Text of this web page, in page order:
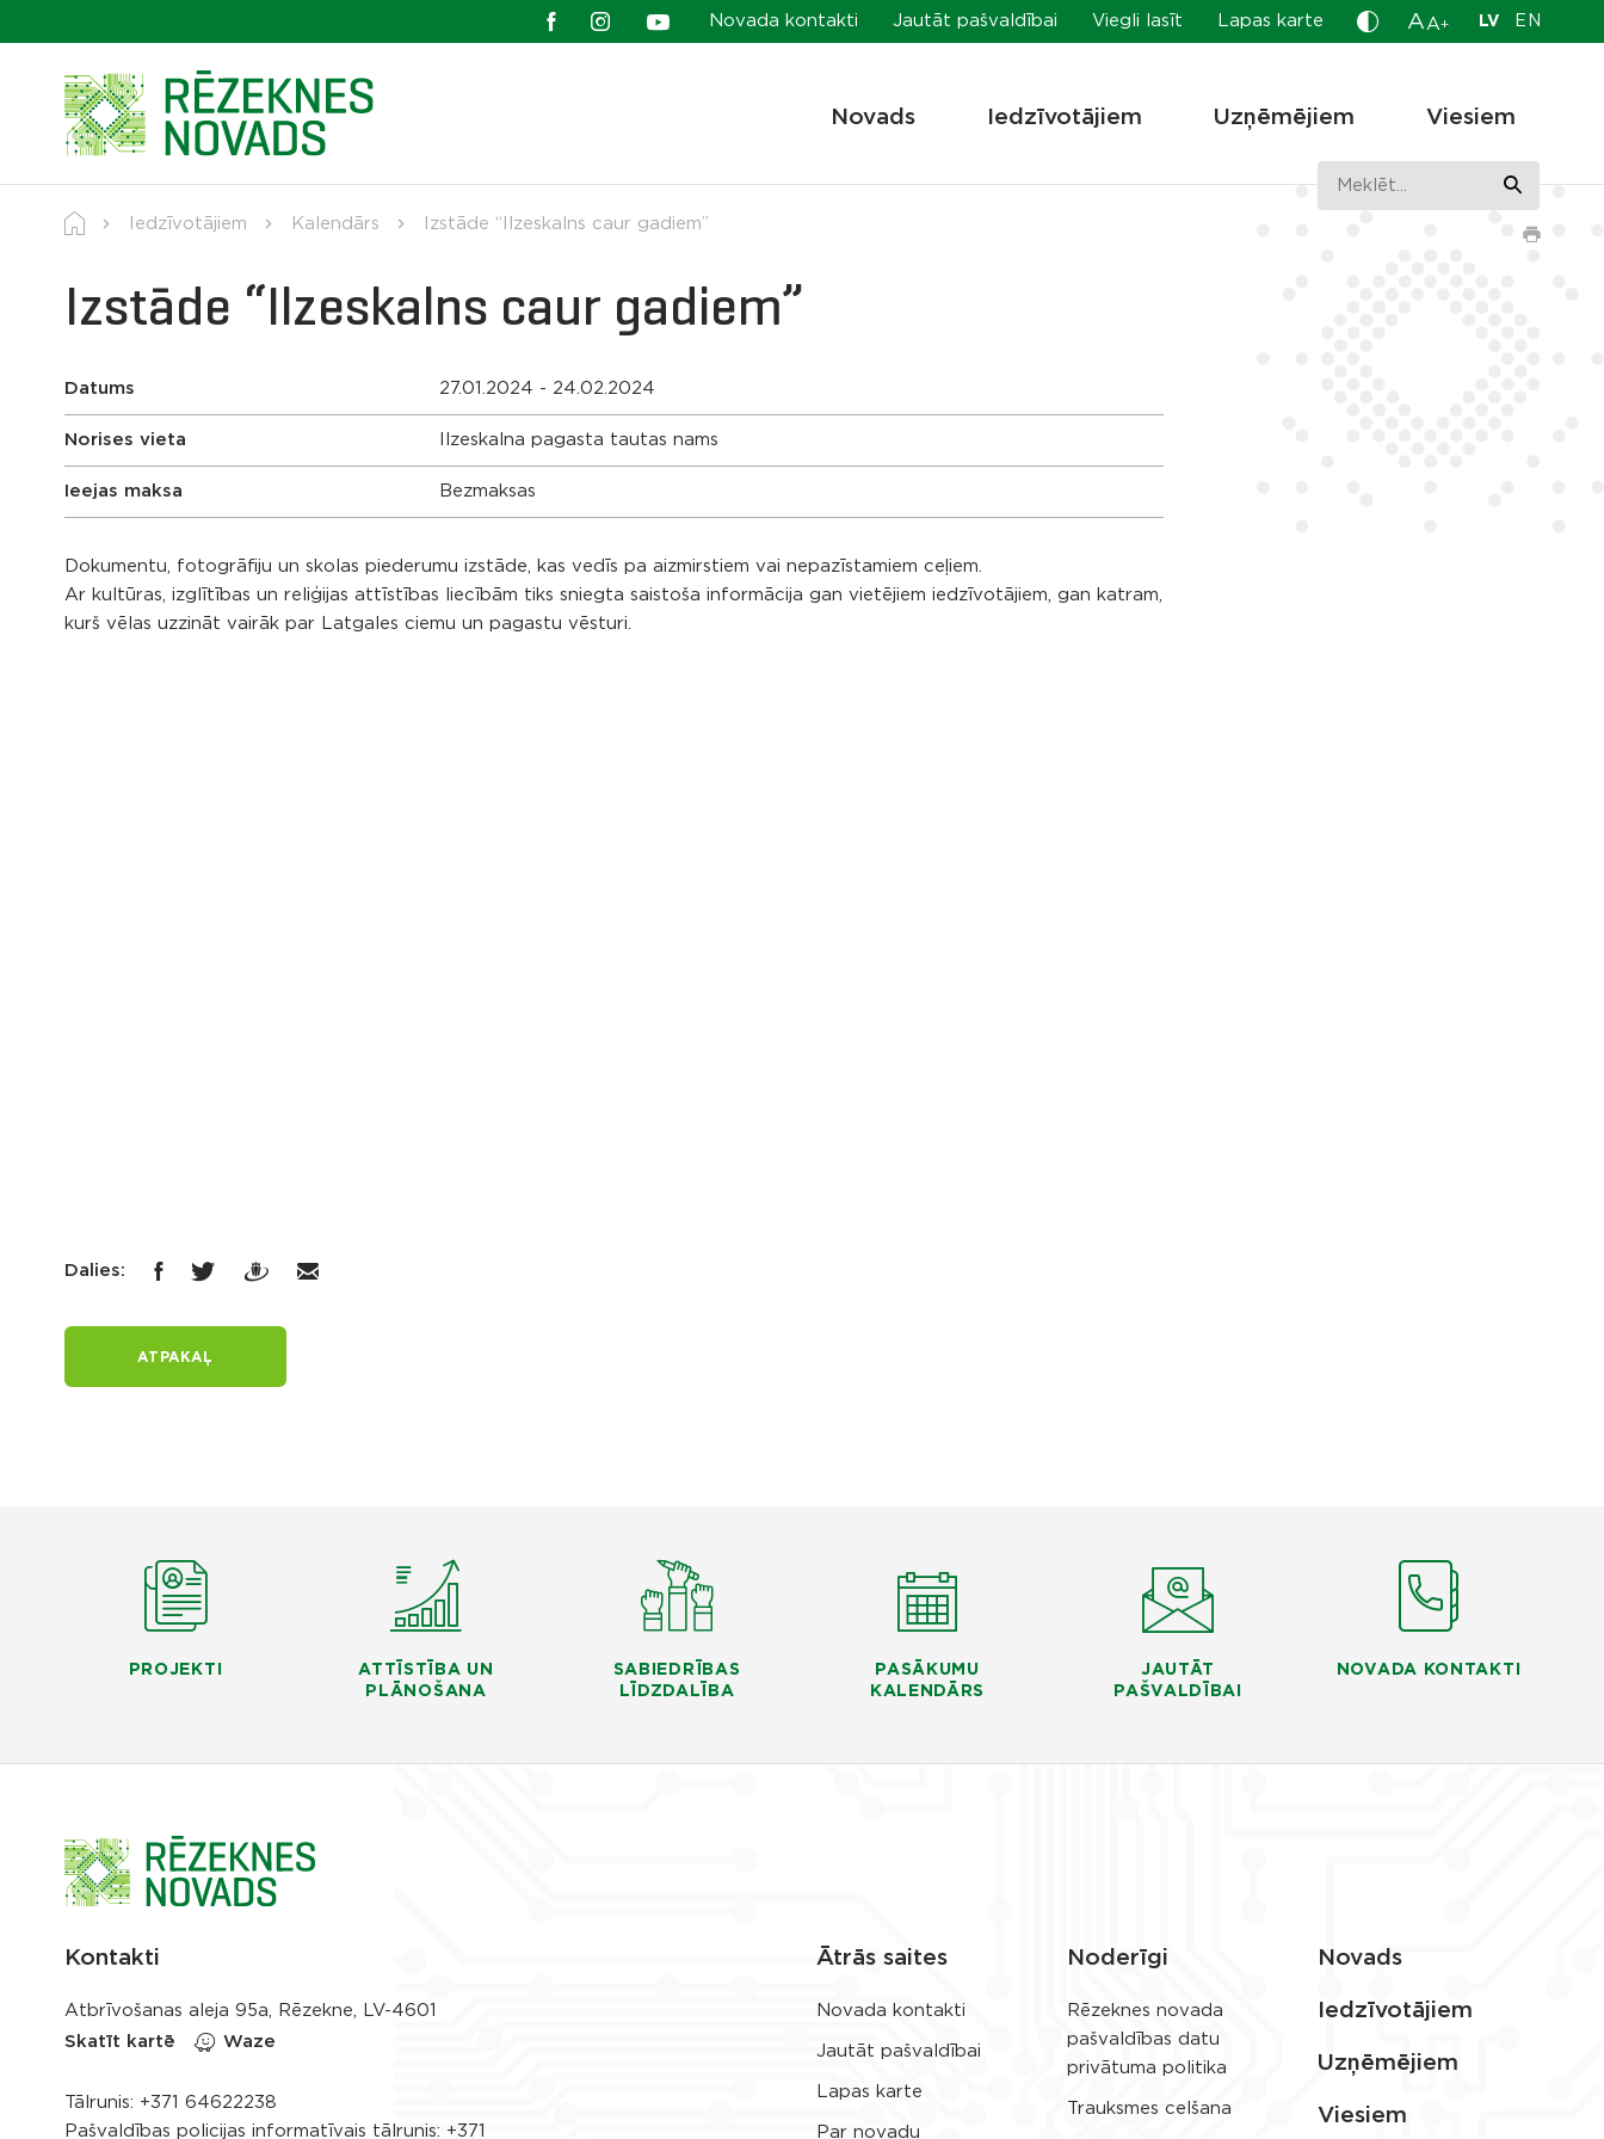
Novada kontakti Jautāt pašvaldībai Viegli lasīt Lapas karte A A+ LV EN
Novads Iedzīvotājiem Uzņēmējiem Viesiem
Iedzīvotājiem Kalendārs Izstāde “Ilzeskalns caur gadiem”
Izstāde “Ilzeskalns caur gadiem”
Datums 27.01.2024 - 24.02.2024
Norises vieta Ilzeskalna pagasta tautas nams
Ieejas maksa Bezmaksas
Dokumentu, fotogrāfiju un skolas piederumu izstāde, kas vedīs pa aizmirstiem vai nepazīstamiem ceļiem.
Ar kultūras, izglītības un reliģijas attīstības liecībām tiks sniegta saistoša informācija gan vietējiem iedzīvotājiem, gan katram,
kurš vēlas uzzināt vairāk par Latgales ciemu un pagastu vēsturi.
Dalies:
ATPAKAĻ
PROJEKTI
ATTĪSTĪBA UN
PLĀNOŠANA
SABIEDRĪBAS
LĪDZDALĪBA
PASĀKUMU
KALENDĀRS
JAUTĀT
PAŠVALDĪBAI
NOVADA KONTAKTI
Kontakti
Atbrīvošanas aleja 95a, Rēzekne, LV-4601
Skatīt kartē
Waze
Tālrunis: +371 64622238
Pašvaldības policijas informatīvais tālrunis: +371
Ātrās saites
Novada kontakti
Jautāt pašvaldībai
Lapas karte
Par novadu
Noderīgi
Rēzeknes novada
pašvaldības datu
privātuma politika
Trauksmes celšana
Novads
Iedzīvotājiem
Uzņēmējiem
Viesiem